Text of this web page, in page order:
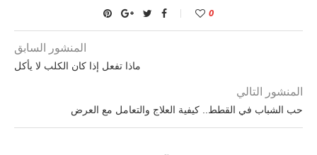
0
المنشور السابق
ماذا تفعل إذا كان الكلب لا يأكل
المنشور التالي
حب الشباب في القطط.. كيفية العلاج والتعامل مع العرض